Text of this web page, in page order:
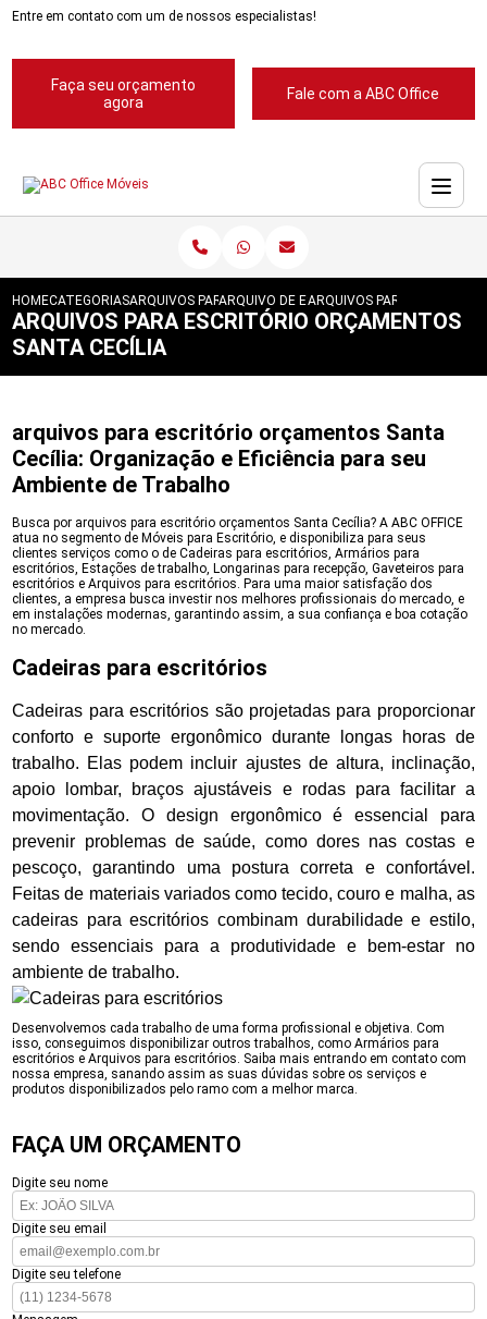
Entre em contato com um de nossos especialistas!
Faça seu orçamento
agora
Fale com a ABC Office
HOMECATEGORIASARQUIVOS PARA ESCRITORIOS
ARQUIVO DE ESCRITORIOS
ARQUIVOS PARA
ARQUIVOS PARA ESCRITÓRIO ORÇAMENTOS
SANTA CECÍLIA
arquivos para escritório orçamentos Santa
Cecília: Organização e Eficiência para seu
Ambiente de Trabalho
Busca por arquivos para escritório orçamentos Santa Cecília? A ABC OFFICE
atua no segmento de Móveis para Escritório, e disponibiliza para seus
clientes serviços como o de Cadeiras para escritórios, Armários para
escritórios, Estações de trabalho, Longarinas para recepção, Gaveteiros para
escritórios e Arquivos para escritórios. Para uma maior satisfação dos
clientes, a empresa busca investir nos melhores profissionais do mercado, e
em instalações modernas, garantindo assim, a sua confiança e boa cotação
no mercado.
Cadeiras para escritórios
Cadeiras para escritórios são projetadas para proporcionar
conforto e suporte ergonômico durante longas horas de
trabalho. Elas podem incluir ajustes de altura, inclinação,
apoio lombar, braços ajustáveis e rodas para facilitar a
movimentação. O design ergonômico é essencial para
prevenir problemas de saúde, como dores nas costas e
pescoço, garantindo uma postura correta e confortável.
Feitas de materiais variados como tecido, couro e malha, as
cadeiras para escritórios combinam durabilidade e estilo,
sendo essenciais para a produtividade e bem-estar no
ambiente de trabalho.
Desenvolvemos cada trabalho de uma forma profissional e objetiva. Com
isso, conseguimos disponibilizar outros trabalhos, como Armários para
escritórios e Arquivos para escritórios. Saiba mais entrando em contato com
nossa empresa, sanando assim as suas dúvidas sobre os serviços e
produtos disponibilizados pelo ramo com a melhor marca.
FAÇA UM ORÇAMENTO
Digite seu nome
Digite seu email
Digite seu telefone